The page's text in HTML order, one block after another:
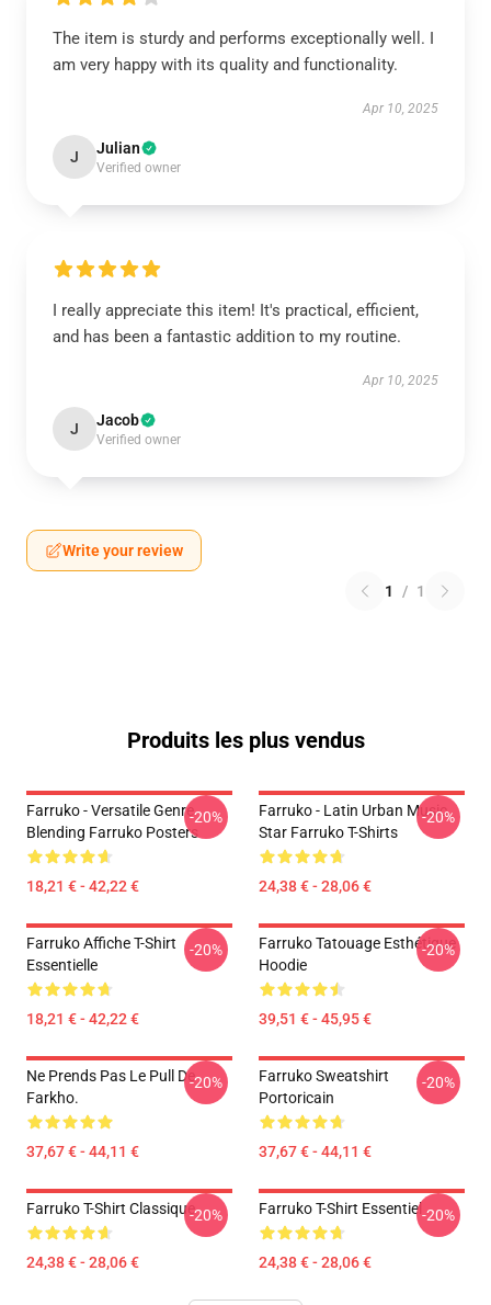
The item is sturdy and performs exceptionally well. I
am very happy with its quality and functionality.
Apr 10, 2025
J Julian
Verified owner
I really appreciate this item! It's practical, efficient,
and has been a fantastic addition to my routine.
Apr 10, 2025
J Jacob
Verified owner
Write your review
1 / 1
Produits les plus vendus
Farruko - Versatile Genre
Blending Farruko Posters
18,21 € - 42,22 €
-20%
Farruko - Latin Urban Music
Star Farruko T-Shirts
24,38 € - 28,06 €
-20%
Farruko Affiche T-Shirt
Essentielle
18,21 € - 42,22 €
-20%
Farruko Tatouage Esthétique
Hoodie
39,51 € - 45,95 €
-20%
Ne Prends Pas Le Pull De
Farkho.
37,67 € - 44,11 €
-20%
Farruko Sweatshirt
Portoricain
37,67 € - 44,11 €
-20%
Farruko T-Shirt Classique
24,38 € - 28,06 €
-20% Farruko T-Shirt Essentiel
24,38 € - 28,06 €
-20%